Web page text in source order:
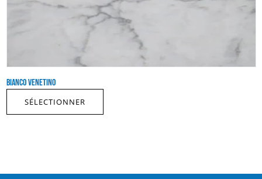
BIANCO VENETINO
SÉLECTIONNER